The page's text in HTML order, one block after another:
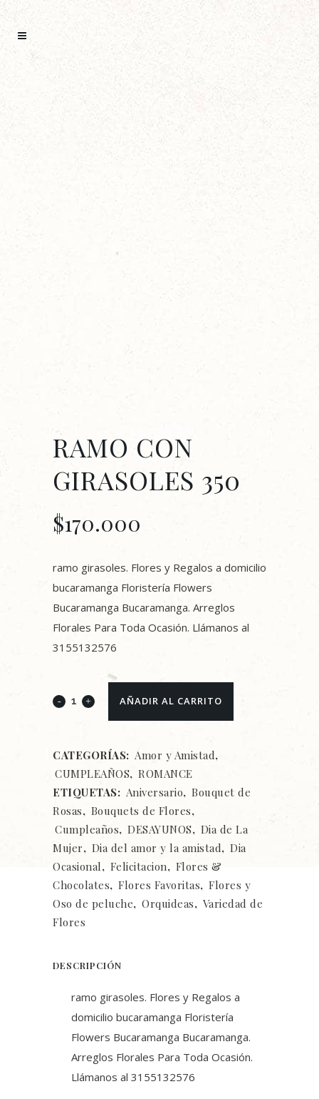
RAMO CON
GIRASOLES 350
$170.000
ramo girasoles. Flores y Regalos a domicilio
bucaramanga Floristería Flowers
Bucaramanga Bucaramanga. Arreglos
Florales Para Toda Ocasión. Llámanos al
3155132576
RAMO
GIRASOLES
350
quantity
AÑADIR AL CARRITO
CATEGORÍAS: Amor y Amistad,
CUMPLEAÑOS, ROMANCE
ETIQUETAS: Aniversario, Bouquet de
Rosas, Bouquets de Flores,
Cumpleaños, DESAYUNOS, Dia de La
Mujer, Dia del amor y la amistad, Dia
Ocasional, Felicitacion, Flores &
Chocolates, Flores Favoritas, Flores y
Oso de peluche, Orquideas, Variedad de
Flores
DESCRIPCIÓN
ramo girasoles. Flores y Regalos a
domicilio bucaramanga Floristería
Flowers Bucaramanga Bucaramanga.
Arreglos Florales Para Toda Ocasión.
Llámanos al 3155132576